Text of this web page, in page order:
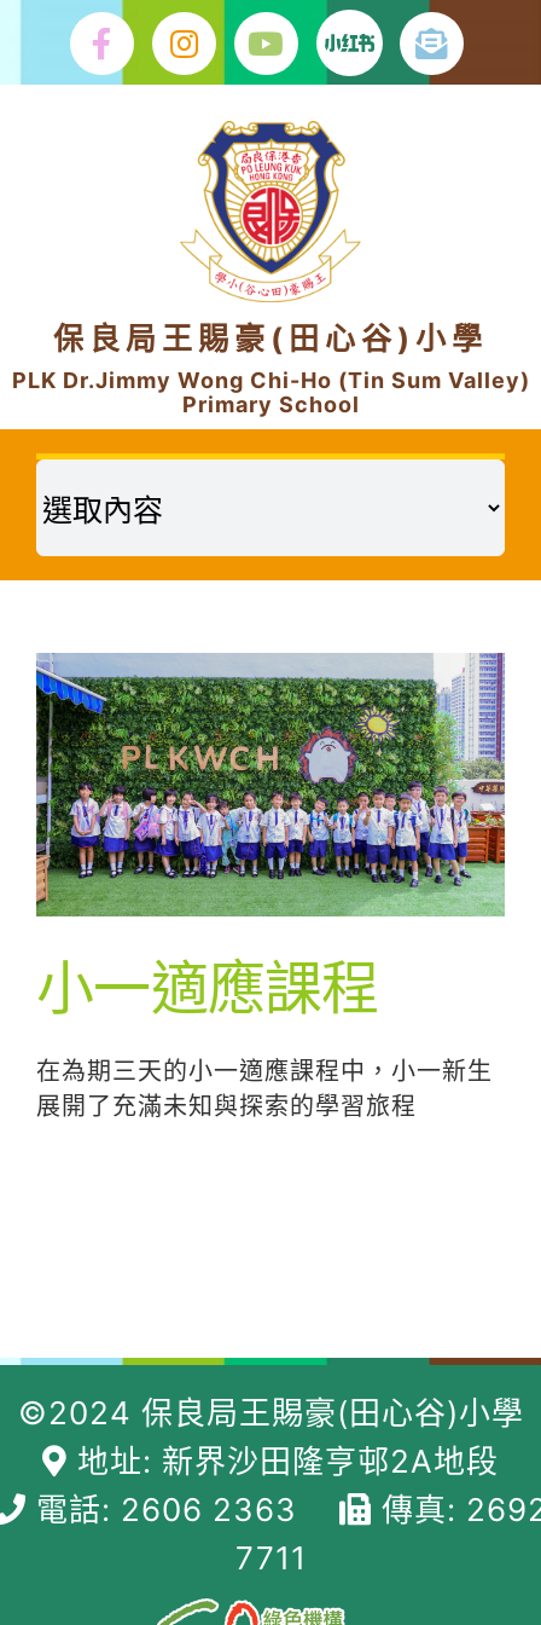
content
保良局王賜豪(田心谷)小學
PLK Dr.Jimmy Wong Chi-Ho (Tin Sum Valley)
Primary School
小一適應課程
在為期三天的小一適應課程中，小一新生
展開了充滿未知與探索的學習旅程
©2024 保良局王賜豪(田心谷)小學
地址: 新界沙田隆亨邨2A地段
電話: 2606 2363
傳真:
7711